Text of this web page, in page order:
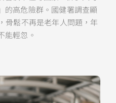
的高危險群。國健署調查顯
骨鬆不再是老年人問題，年
能輕忽。